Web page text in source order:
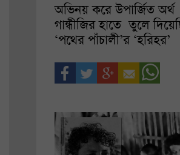
অভিনয় করে উপার্জিত অর্থ
গান্ধীজির হাতে তুলে
‘পথের পাঁচালী’র ‘হরিহর’